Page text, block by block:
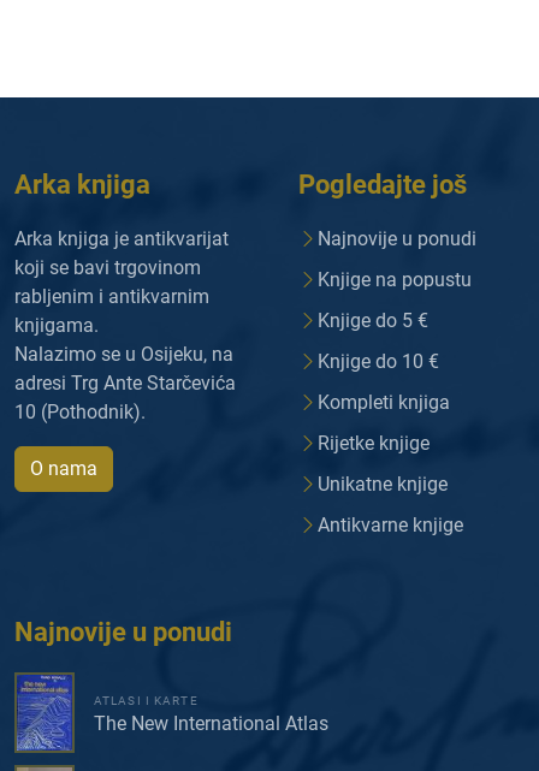
Arka knjiga
Arka knjiga je antikvarijat
koji se bavi trgovinom
rabljenim i antikvarnim
knjigama.
Nalazimo se u Osijeku, na
adresi Trg Ante Starčevića
10 (Pothodnik).
O nama
Pogledajte još
Najnovije u ponudi
Knjige na popustu
Knjige do 5 €
Knjige do 10 €
Kompleti knjiga
Rijetke knjige
Unikatne knjige
Antikvarne knjige
Najnovije u ponudi
ATLASI I KARTE
The New International Atlas